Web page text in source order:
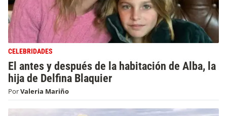
CELEBRIDADES
El antes y después de la habitación de Alba, la
hija de Delfina Blaquier
PorValeria Mariño